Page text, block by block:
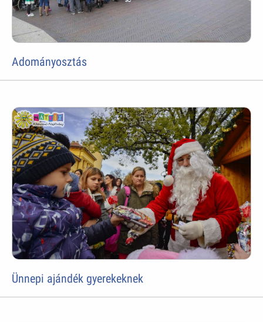
Adományosztás
Ünnepi ajándék gyerekeknek